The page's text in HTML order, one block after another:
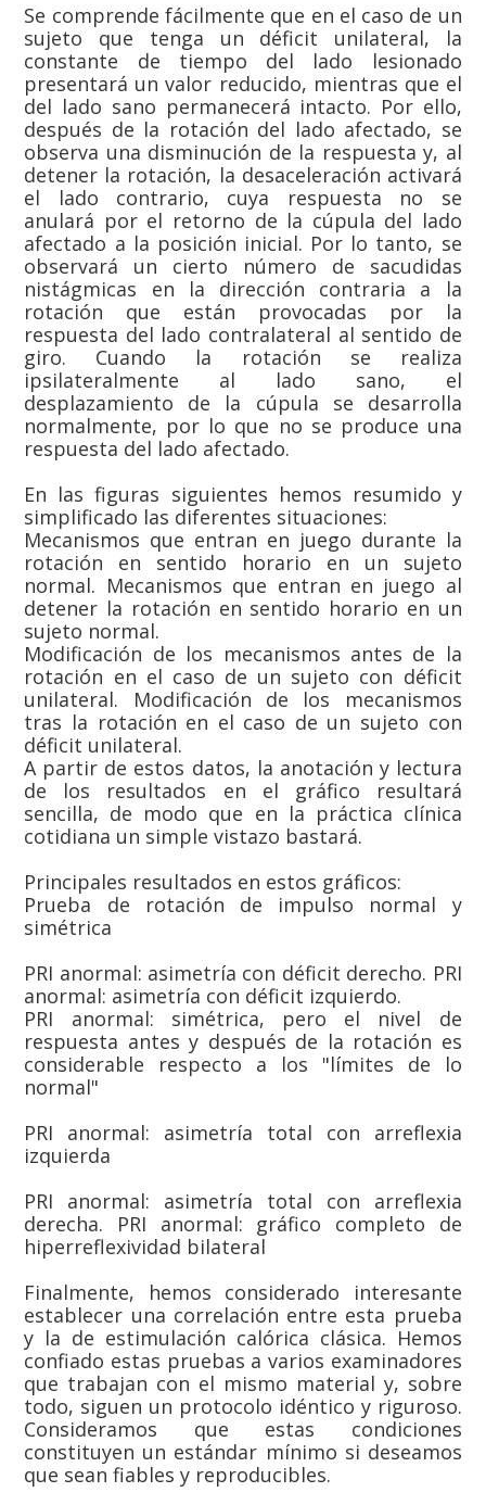
Se comprende fácilmente que en el caso de un
sujeto que tenga un déficit unilateral, la
constante de tiempo del lado lesionado
presentará un valor reducido, mientras que el
del lado sano permanecerá intacto. Por ello,
después de la rotación del lado afectado, se
observa una disminución de la respuesta y, al
detener la rotación, la desaceleración activará
el lado contrario, cuya respuesta no se
anulará por el retorno de la cúpula del lado
afectado a la posición inicial. Por lo tanto, se
observará un cierto número de sacudidas
nistágmicas en la dirección contraria a la
rotación que están provocadas por la
respuesta del lado contralateral al sentido de
giro. Cuando la rotación se realiza
ipsilateralmente al lado sano, el
desplazamiento de la cúpula se desarrolla
normalmente, por lo que no se produce una
respuesta del lado afectado.
En las figuras siguientes hemos resumido y
simplificado las diferentes situaciones:
Mecanismos que entran en juego durante la
rotación en sentido horario en un sujeto
normal. Mecanismos que entran en juego al
detener la rotación en sentido horario en un
sujeto normal.
Modificación de los mecanismos antes de la
rotación en el caso de un sujeto con déficit
unilateral. Modificación de los mecanismos
tras la rotación en el caso de un sujeto con
déficit unilateral.
A partir de estos datos, la anotación y lectura
de los resultados en el gráfico resultará
sencilla, de modo que en la práctica clínica
cotidiana un simple vistazo bastará.
Principales resultados en estos gráficos:
Prueba de rotación de impulso normal y
simétrica
PRI anormal: asimetría con déficit derecho. PRI
anormal: asimetría con déficit izquierdo.
PRI anormal: simétrica, pero el nivel de
respuesta antes y después de la rotación es
considerable respecto a los "límites de lo
normal"
PRI anormal: asimetría total con arreflexia
izquierda
PRI anormal: asimetría total con arreflexia
derecha. PRI anormal: gráfico completo de
hiperreflexividad bilateral
Finalmente, hemos considerado interesante
establecer una correlación entre esta prueba
y la de estimulación calórica clásica. Hemos
confiado estas pruebas a varios examinadores
que trabajan con el mismo material y, sobre
todo, siguen un protocolo idéntico y riguroso.
Consideramos que estas condiciones
constituyen un estándar mínimo si deseamos
que sean fiables y reproducibles.